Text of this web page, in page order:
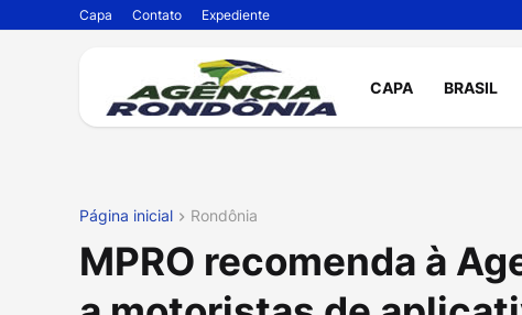
Capa Contato Expediente
CAPA BRASIL
Página inicial Rondônia
MPRO recomenda à